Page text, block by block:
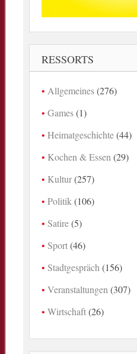
RESSORTS
Allgemeines(276)
Games(1)
Heimatgeschichte(44)
Kochen & Essen (29)
Kultur(257)
Politik (106)
Satire(5)
Sport(46)
Stadtgespräch (156)
Veranstaltungen (307)
Wirtschaft(26)